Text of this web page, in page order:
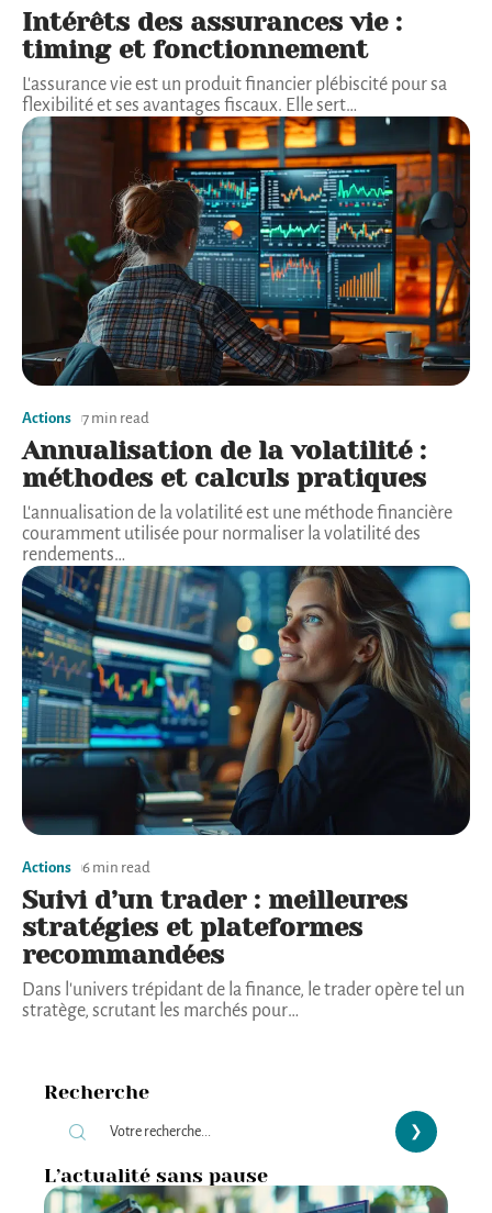
Intérêts des assurances vie :
timing et fonctionnement
L'assurance vie est un produit financier plébiscité pour sa
flexibilité et ses avantages fiscaux. Elle sert…
Actions 7 min read
Annualisation de la volatilité :
méthodes et calculs pratiques
L'annualisation de la volatilité est une méthode financière
couramment utilisée pour normaliser la volatilité des
rendements…
Actions 6 min read
Suivi d’un trader : meilleures
stratégies et plateformes
recommandées
Dans l'univers trépidant de la finance, le trader opère tel un
stratège, scrutant les marchés pour…
Recherche
L’actualité sans pause